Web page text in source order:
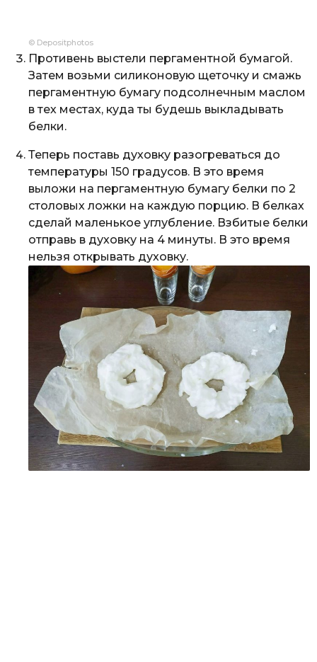
© Depositphotos
Противень выстели пергаментной бумагой.
Затем возьми силиконовую щеточку и смажь
пергаментную бумагу подсолнечным маслом
в тех местах, куда ты будешь выкладывать
белки.
Теперь поставь духовку разогреваться до
температуры 150 градусов. В это время
выложи на пергаментную бумагу белки по 2
столовых ложки на каждую порцию. В белках
сделай маленькое углубление. Взбитые белки
отправь в духовку на 4 минуты. В это время
нельзя открывать духовку.